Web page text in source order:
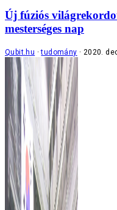
Új fúziós
mesterséges nap
Qubit.hu tudomány 2020.